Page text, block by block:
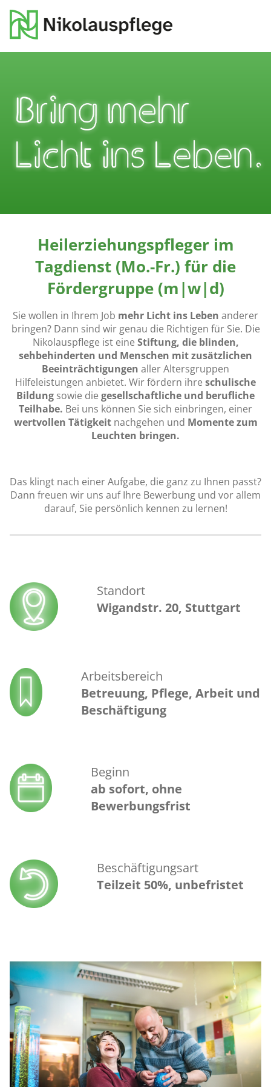
Heilerziehungspfleger im
Tagdienst (Mo.-Fr.) für die
Fördergruppe (m|w|d)
Sie wollen in Ihrem Job mehr Licht ins Leben anderer
bringen? Dann sind wir genau die Richtigen für Sie. Die
Nikolauspflege ist eine Stiftung, die blinden,
sehbehinderten und Menschen mit zusätzlichen
Beeinträchtigungen aller Altersgruppen
Hilfeleistungen anbietet. Wir fördern ihre schulische
Bildung sowie die gesellschaftliche und berufliche
Teilhabe. Bei uns können Sie sich einbringen, einer
wertvollen Tätigkeitnachgehen und Momente zum
Leuchten bringen.
Das klingt nach einer Aufgabe, die ganz zu Ihnen passt?
Dann freuen wir uns auf Ihre Bewerbung und vor allem
darauf, Sie persönlich kennen zu lernen!
Standort
Wigandstr. 20, Stuttgart
Arbeitsbereich
Betreuung, Pflege, Arbeit und
Beschäftigung
Beginn
ab sofort, ohne
Bewerbungsfrist
Beschäftigungsart
Teilzeit 50%, unbefristet